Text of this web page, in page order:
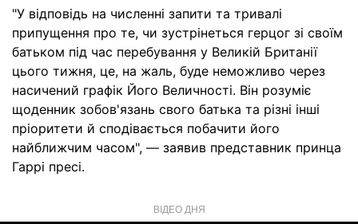
"У відповідь на численні запити та тривалі
припущення про те, чи зустрінеться герцог зі своїм
батьком під час перебування у Великій Британії
цього тижня, це, на жаль, буде неможливо через
насичений графік Його Величності. Він розуміє
щоденник зобов'язань свого батька та різні інші
пріоритети й сподівається побачити його
найближчим часом", — заявив представник принца
Гаррі пресі.
ВІДЕО ДНЯ